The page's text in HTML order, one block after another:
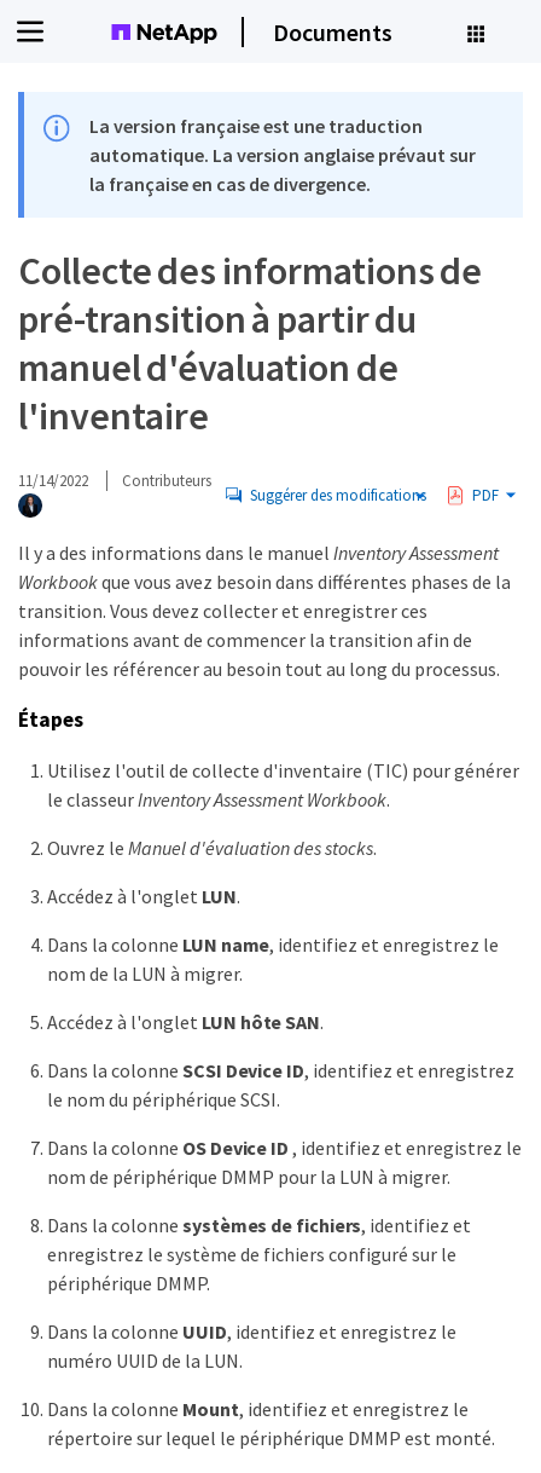
Documents
La version française est une traduction
automatique. La version anglaise prévaut sur
la française en cas de divergence.
Collecte des informations de
pré-transition à partir du
manuel d'évaluation de
l'inventaire
11/14/2022 Contributeurs
Suggérer des modifications PDF
Il y a des informations dans le manuel Inventory Assessment
Workbookque vous avez besoin dans différentes phases de la
transition. Vous devez collecter et enregistrer ces
informations avant de commencer la transition afin de
pouvoir les référencer au besoin tout au long du processus.
Étapes
Utilisez l'outil de collecte d'inventaire (TIC) pour générer
le classeurInventory Assessment Workbook.
Ouvrez le Manuel d'évaluation des stocks.
Accédez à l'onglet LUN.
Dans la colonne LUN name, identifiez et enregistrez le
nom de la LUN à migrer.
Accédez à l'onglet LUN hôte SAN.
Dans la colonne SCSI Device ID, identifiez et enregistrez
le nom du périphérique SCSI.
Dans la colonne OS Device ID , identifiez et enregistrez le
nom de périphérique DMMP pour la LUN à migrer.
Dans la colonne systèmes de fichiers, identifiez et
enregistrez le système de fichiers configuré sur le
périphérique DMMP.
Dans la colonne UUID, identifiez et enregistrez le
numéro UUID de la LUN.
Dans la colonne Mount, identifiez et enregistrez le
répertoire sur lequel le périphérique DMMP est monté.